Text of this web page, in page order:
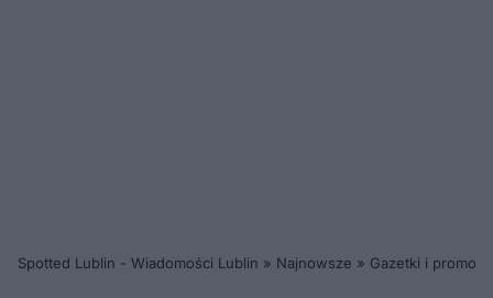
Spotted Lublin - Wiadomości Lublin » Najnowsze » Gazetki i